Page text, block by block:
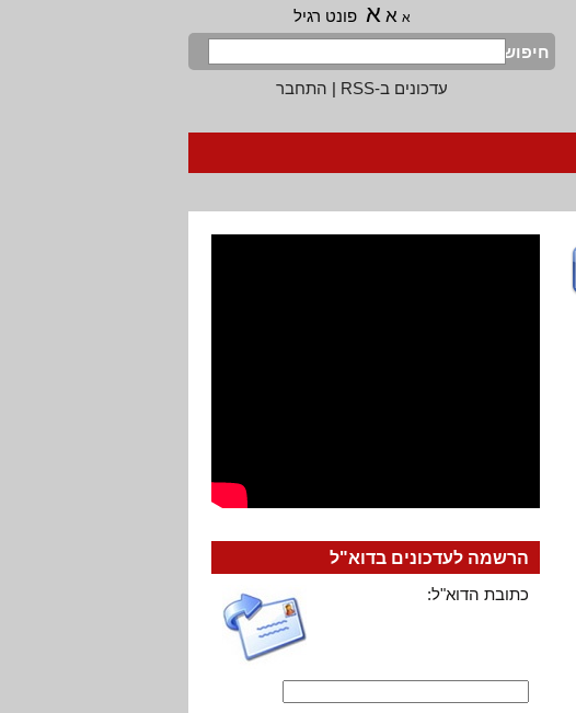
א א א פונט רגיל
חיפוש
עדכונים ב-RSS
| התחבר
הרשמה לעדכונים בדוא"ל
כתובת הדוא"ל: